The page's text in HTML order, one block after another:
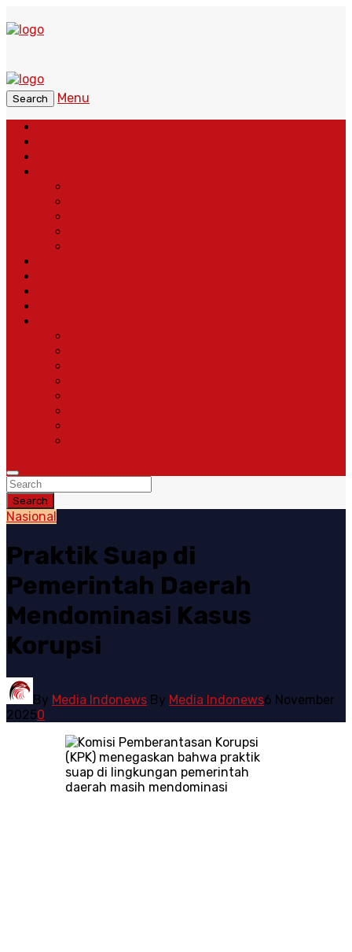
Search
Menu
Search
Nasional
Praktik Suap di
Pemerintah Daerah
Mendominasi Kasus
Korupsi
By Media Indonews By Media Indonews6 November
20250